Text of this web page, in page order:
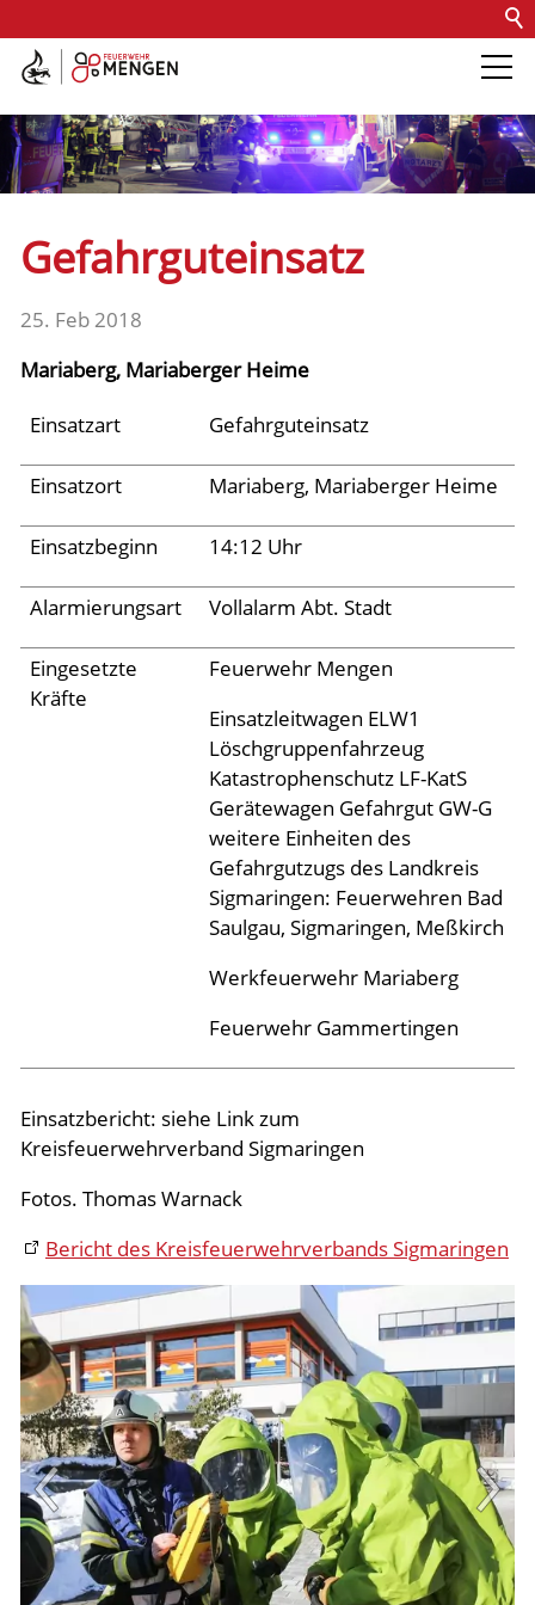
Kontakt Impressum
Barrierefreiheit
Die Feuerwehr
Fachdienste
Fahrzeuge
Einsätze
Archiv 2025
Archiv 2024
Archiv 2023
Archiv 2022
Archiv 2021
Aktuelles
Links
Gefahrguteinsatz
25. Feb 2018
Mariaberg, Mariaberger Heime
Einsatzart
Gefahrguteinsatz
Einsatzort Mariaberg, Mariaberger Heime
Einsatzbeginn 14:12 Uhr
Alarmierungsart Vollalarm Abt. Stadt
Eingesetzte
Kräfte
Feuerwehr Mengen
Einsatzleitwagen ELW1
Löschgruppenfahrzeug
Katastrophenschutz LF-KatS
Gerätewagen Gefahrgut GW-G
weitere Einheiten des
Gefahrgutzugs des Landkreis
Sigmaringen: Feuerwehren Bad
Saulgau, Sigmaringen, Meßkirch
Werkfeuerwehr Mariaberg
Feuerwehr Gammertingen
Einsatzbericht: siehe Link zum
Kreisfeuerwehrverband Sigmaringen
Fotos. Thomas Warnack
Bericht des Kreisfeuerwehrverbands Sigmaringen